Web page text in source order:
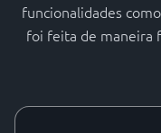
funcionalidades
foi feita de maneira